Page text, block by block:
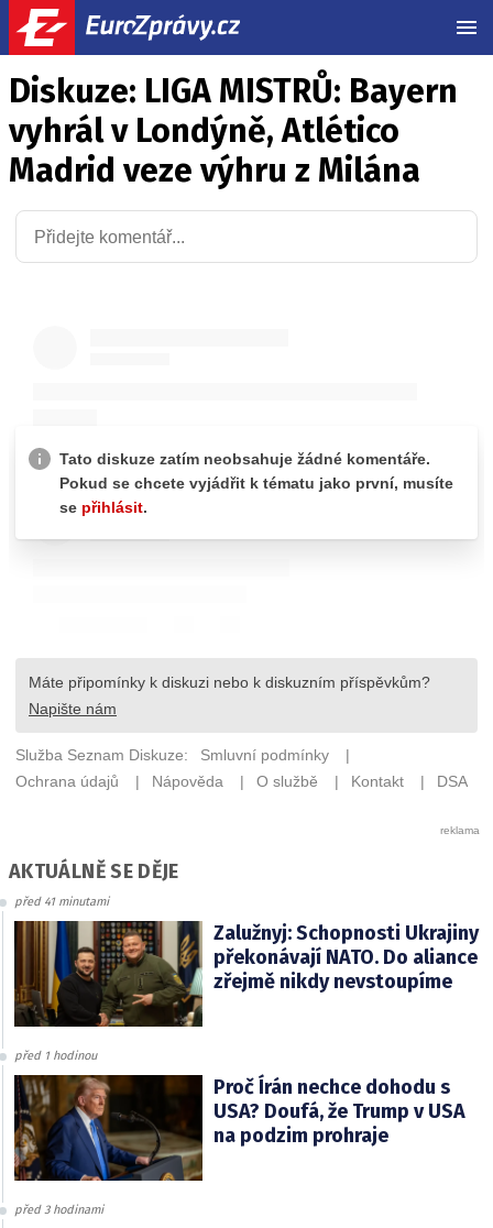
Diskuze: LIGA MISTRŮ: Bayern
vyhrál v Londýně, Atlético
Madrid veze výhru z Milána
AKTUÁLNĚ SE DĚJE
před 41 minutami
Zalužnyj: Schopnosti Ukrajiny
překonávají NATO. Do aliance
zřejmě nikdy nevstoupíme
před 1 hodinou
Proč Írán nechce dohodu s
USA? Doufá, že Trump v USA
na podzim prohraje
před 3 hodinami